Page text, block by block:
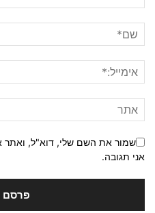
שמור את השם שלי, דוא"ל, ואתר
אני תגובה.